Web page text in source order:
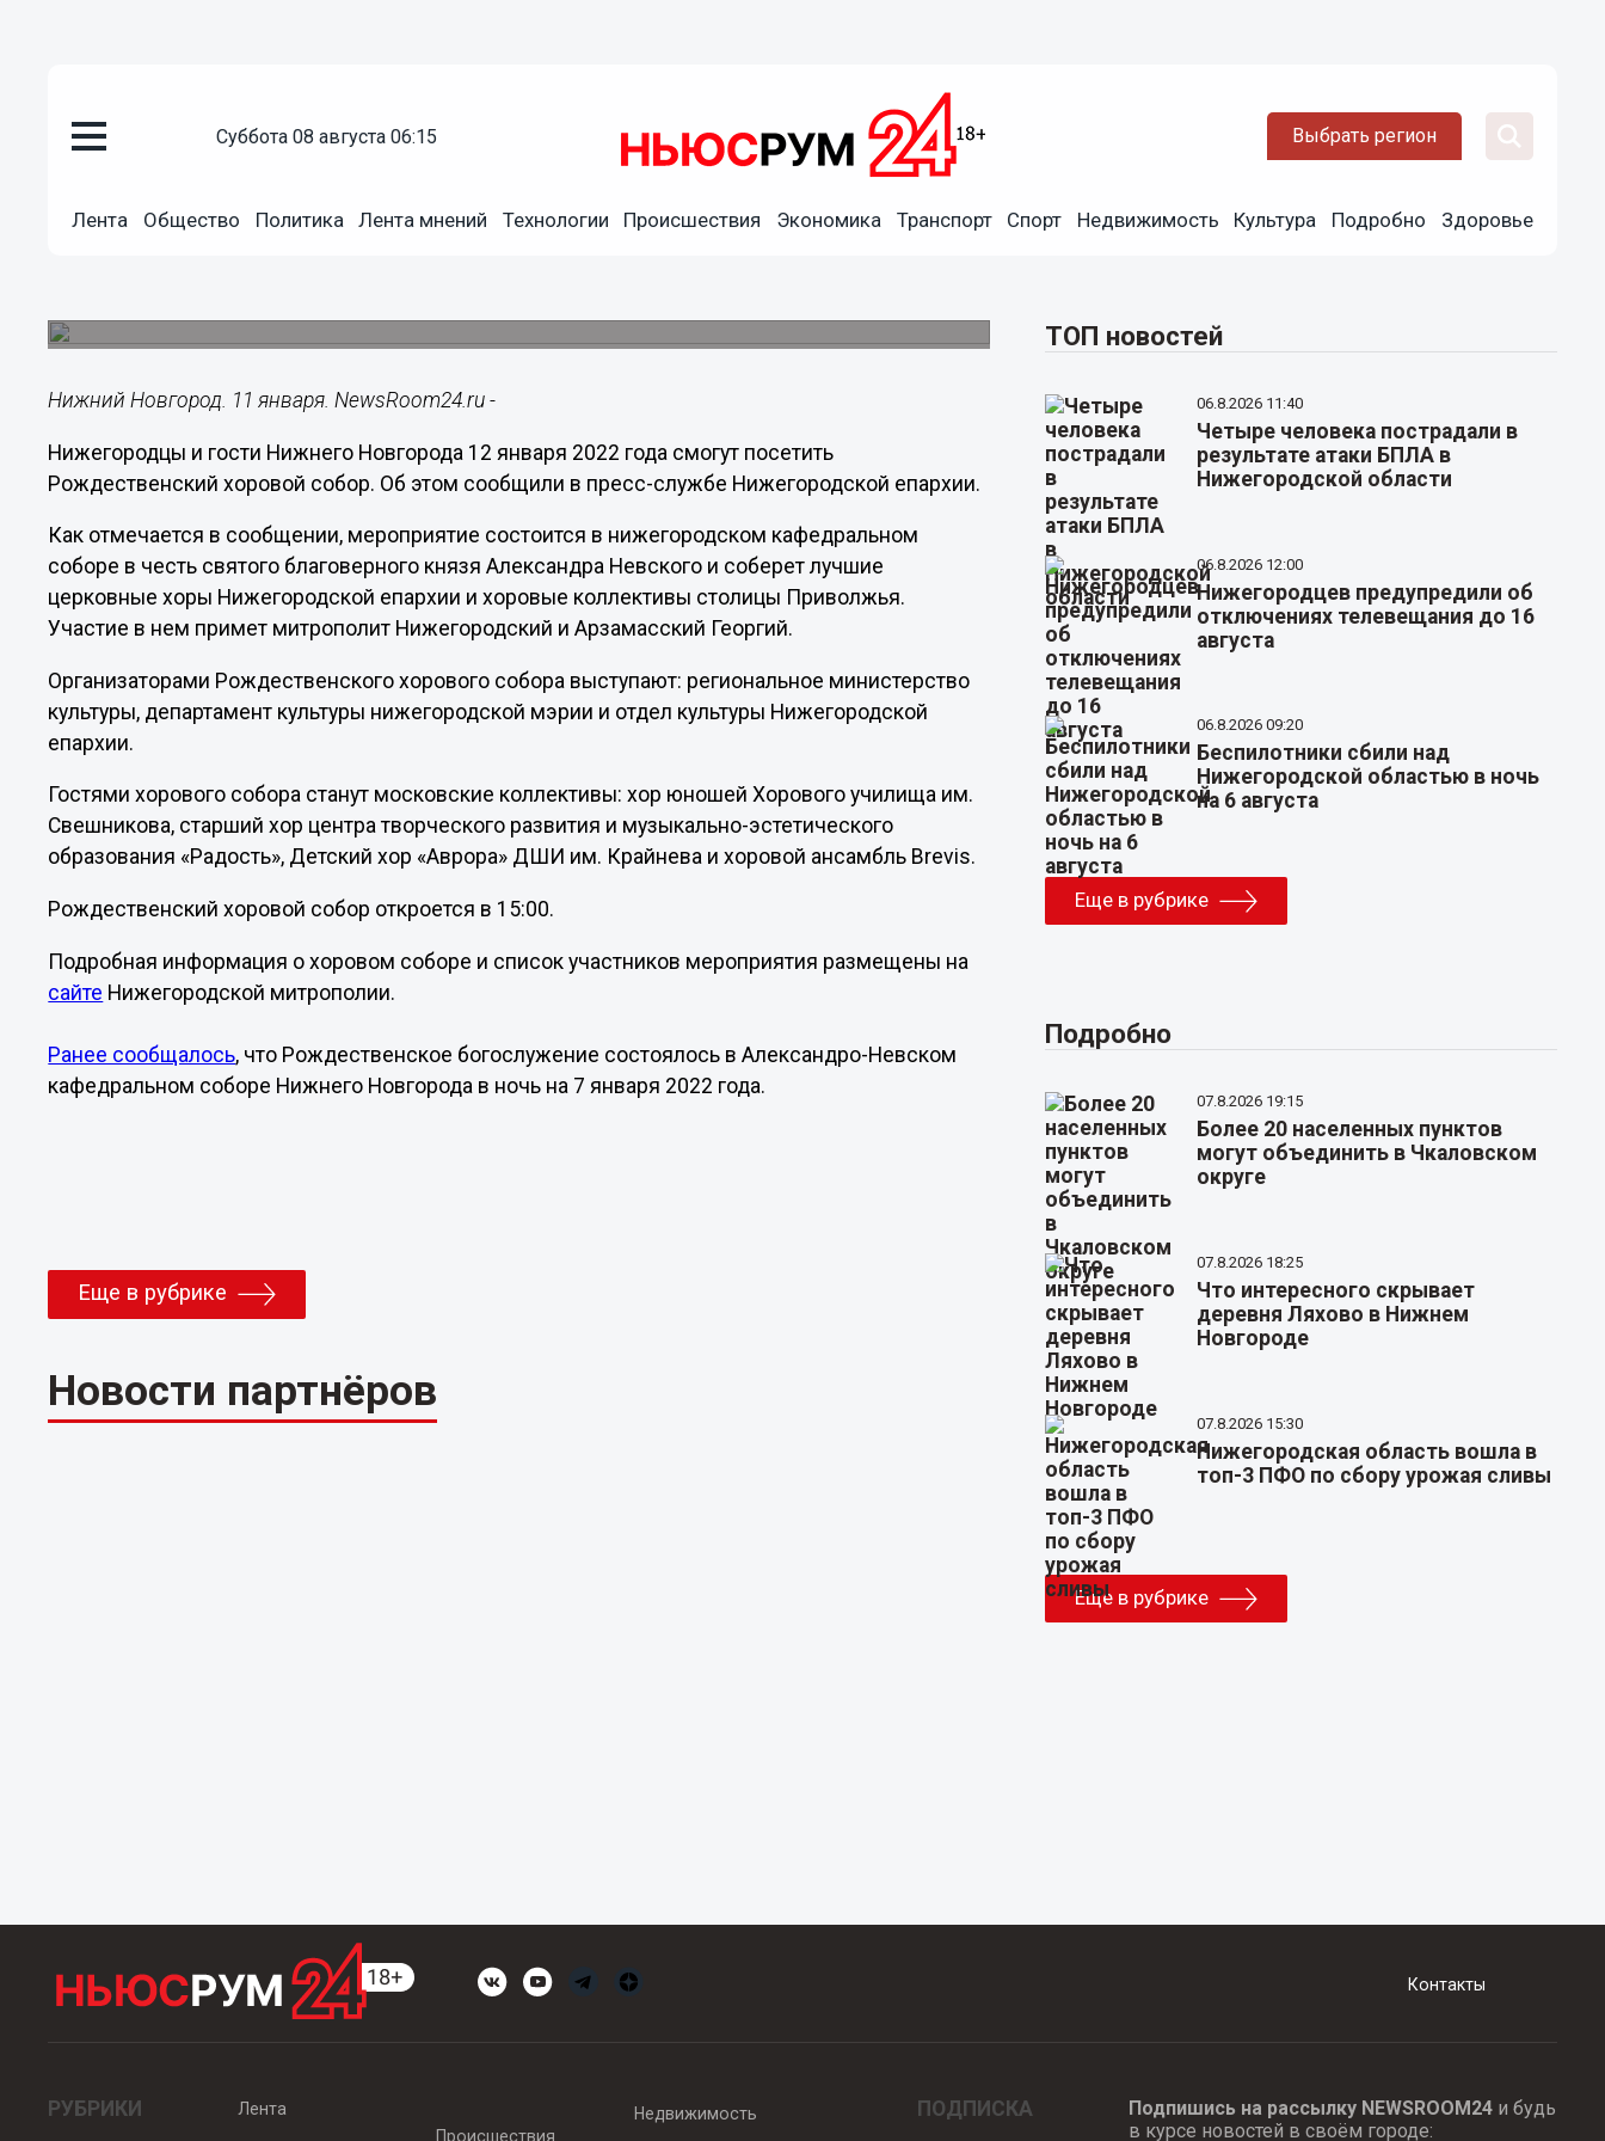
суббота 08 августа 06:15 Выбрать регион
Лента Общество Политика Лента мнений Технологии Происшествия Экономика Транспорт Спорт Недвижимость Культура Подробно Здоровье
Рождественский хоровой собор состоится в Нижнем
Нижний Новгород. 11 января. NewsRoom24.ru -
Нижегородцы и гости Нижнего Новгорода 12 января 2022 года смогут посетить
Рождественский хоровой собор. Об этом сообщили в пресс-службе Нижегородской епархии.
Как отмечается в сообщении, мероприятие состоится в нижегородском кафедральном
соборе в честь святого благоверного князя Александра Невского и соберет лучшие
церковные хоры Нижегородской епархии и хоровые коллективы столицы Приволжья.
Участие в нем примет митрополит Нижегородский и Арзамасский Георгий.
Организаторами Рождественского хорового собора выступают: региональное министерство
культуры, департамент культуры нижегородской мэрии и отдел культуры Нижегородской
епархии.
Гостями хорового собора станут московские коллективы: хор юношей Хорового училища им.
Свешникова, старший хор центра творческого развития и музыкально-эстетического
образования «Радость», Детский хор «Аврора» ДШИ им. Крайнева и хоровой ансамбль Brevis.
Рождественский хоровой собор откроется в 15:00.
Подробная информация о хоровом соборе и список участников мероприятия размещены на
сайте Нижегородской митрополии.
Ранее сообщалось, что Рождественское богослужение состоялось в Александро-Невском
кафедральном соборе Нижнего Новгорода в ночь на 7 января 2022 года.
Еще в рубрике
Новости партнёров
ТОП новостей
06.8.2026 11:40
Четыре человека пострадали в
результате атаки БПЛА в
Нижегородской области
06.8.2026 12:00
Нижегородцев предупредили об
отключениях телевещания до 16
августа
06.8.2026 09:20
Беспилотники сбили над
Нижегородской областью в ночь
на 6 августа
Еще в рубрике
Подробно
07.8.2026 19:15
Более 20 населенных пунктов
могут объединить в Чкаловском
округе
07.8.2026 18:25
Что интересного скрывает
деревня Ляхово в Нижнем
Новгороде
07.8.2026 15:30
Нижегородская область вошла в
топ-3 ПФО по сбору урожая сливы
Еще в рубрике
Контакты
РУБРИКИ
Лента
Происшествия
Недвижимость ПОДПИСКА Подпишись на рассылку NEWSROOM24и будь
в курсе новостей в своём городе: